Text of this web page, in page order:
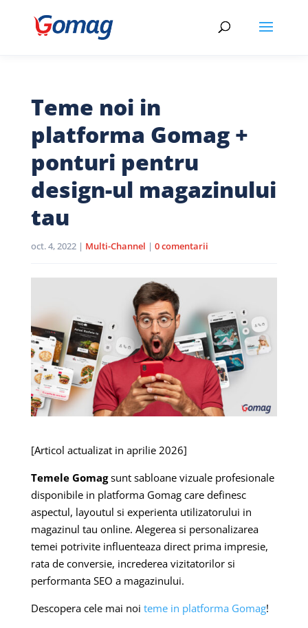
Teme noi in
platforma Gomag +
ponturi pentru
design-ul magazinului
tau
oct. 4, 2022| Multi-Channel | 0 comentarii
[Articol actualizat in aprilie 2026]
Temele Gomagsunt sabloane vizuale profesionale
disponibile in platforma Gomag care definesc
aspectul, layoutul si experienta utilizatorului in
magazinul tau online. Alegerea si personalizarea
temei potrivite influenteaza direct prima impresie,
rata de conversie, increderea vizitatorilor si
performanta SEO a magazinului.
Descopera cele mai noi teme in platforma Gomag!